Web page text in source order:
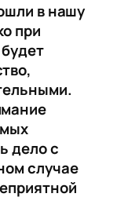
в нашу
при
дело с
случае